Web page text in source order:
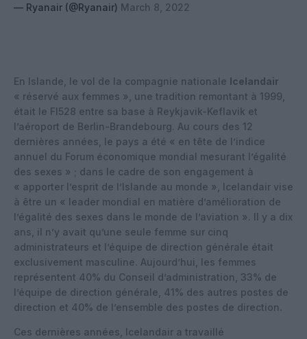
— Ryanair (@Ryanair) March 8, 2022
En Islande, le vol de la compagnie nationale Icelandair
« réservé aux femmes », une tradition remontant à 1999,
était le FI528 entre sa base à Reykjavik-Keflavik et
l’aéroport de Berlin-Brandebourg. Au cours des 12
dernières années, le pays a été « en tête de l’indice
annuel du Forum économique mondial mesurant l’égalité
des sexes » ; dans le cadre de son engagement à
« apporter l’esprit de l’Islande au monde », Icelandair vise
à être un « leader mondial en matière d’amélioration de
l’égalité des sexes dans le monde de l’aviation ». Il y a dix
ans, il n’y avait qu’une seule femme sur cinq
administrateurs et l’équipe de direction générale était
exclusivement masculine. Aujourd’hui, les femmes
représentent 40% du Conseil d’administration, 33% de
l’équipe de direction générale, 41% des autres postes de
direction et 40% de l’ensemble des postes de direction.
Ces dernières années, Icelandair a travaillé